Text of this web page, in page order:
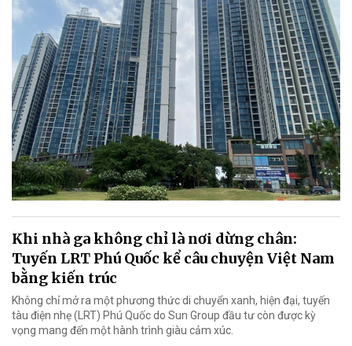
Khi nhà ga không chỉ là nơi dừng chân:
Tuyến LRT Phú Quốc kể câu chuyện Việt Nam
bằng kiến trúc
Không chỉ mở ra một phương thức di chuyển xanh, hiện đại, tuyến
tàu điện nhẹ (LRT) Phú Quốc do Sun Group đầu tư còn được kỳ
vọng mang đến một hành trình giàu cảm xúc.